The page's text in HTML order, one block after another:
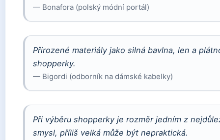
— Bonafora (polský módní portál)
Přirozené materiály jako silná bavlna, len a
shopperky.
— Bigordi (odborník na dámské kabelky)
Při výběru shopperky je rozměr jedním z
smysl, příliš velká může být nepraktická.